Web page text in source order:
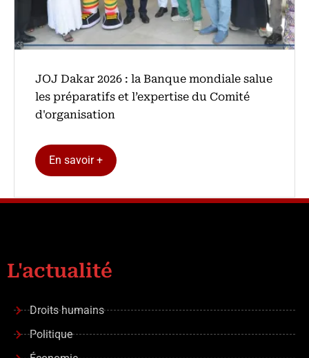
‎JOJ Dakar 2026 : la Banque mondiale salue
les préparatifs et l’expertise du Comité
d'organisation
En savoir +
L'actualité
Droits humains
Politique